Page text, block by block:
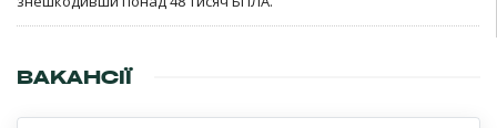
ВАКАНСІЇ